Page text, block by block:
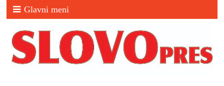
Glavni meni